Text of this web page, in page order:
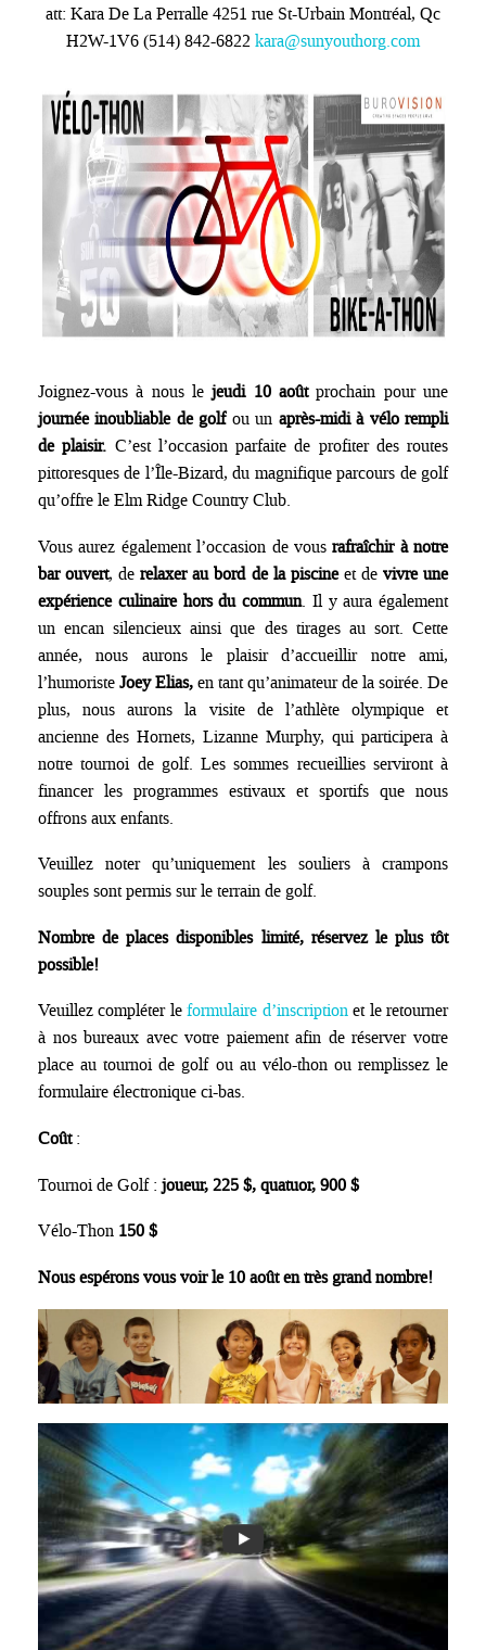
att: Kara De La Perralle 4251 rue St-Urbain Montréal, Qc
H2W-1V6 (514) 842-6822kara@sunyouthorg.com
Joignez-vous à nous lejeudi 10 aoûtprochain pour une
journée inoubliable de golfou un après-midi à vélo rempli
de plaisir. C’est l’occasion parfaite de profiter des routes
pittoresques de l’Île-Bizard, du magnifique parcours de golf
qu’offre le Elm Ridge Country Club.
Vous aurez également l’occasion de vousrafraîchir à notre
bar ouvert, derelaxer au bord de la piscineet de vivre une
expérience culinaire hors du commun. Il y aura également
un encan silencieux ainsi que des tirages au sort. Cette
année, nous aurons le plaisir d’accueillir notre ami,
l’humoristeJoeyElias,en tant qu’animateur de la soirée. De
plus, nous aurons la visite de l’athlète olympique et
ancienne des Hornets, Lizanne Murphy, qui participera à
notre tournoi de golf. Les sommes recueillies serviront à
financer les programmes estivaux et sportifs que nous
offrons aux enfants.
Veuillez noter qu’uniquement les souliers à crampons
souples sont permis sur le terrain de golf.
Nombre de places disponibles limité, réservez le plus tôt
possible!
Veuillez compléter leformulaire d’inscriptionet le retourner
à nos bureaux avec votre paiement afin de réserver votre
place au tournoi de golf ou au vélo-thon ou remplissez le
formulaire électronique ci-bas.
Coût:
Tournoi de Golf : joueur, 225 $, quatuor, 900 $
Vélo-Thon 150 $
Nous espérons vous voir le 10 août en très grand nombre!